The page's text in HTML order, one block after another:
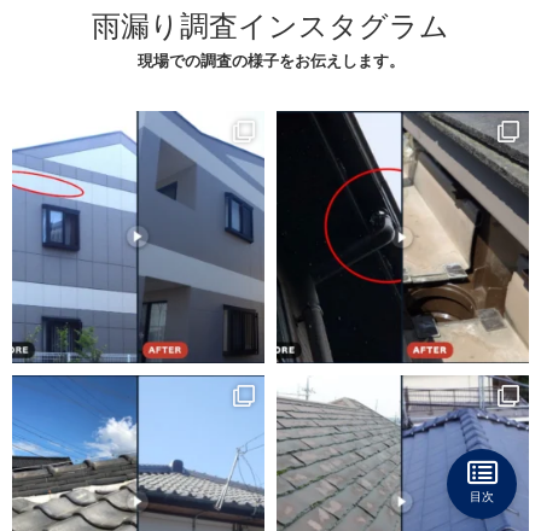
雨漏り調査インスタグラム
現場での調査の様子をお伝えします。
目次